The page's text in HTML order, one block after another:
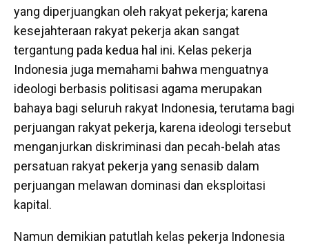
yang diperjuangkan oleh rakyat pekerja; karena
kesejahteraan rakyat pekerja akan sangat
tergantung pada kedua hal ini. Kelas pekerja
Indonesia juga memahami bahwa menguatnya
ideologi berbasis politisasi agama merupakan
bahaya bagi seluruh rakyat Indonesia, terutama bagi
perjuangan rakyat pekerja, karena ideologi tersebut
menganjurkan diskriminasi dan pecah-belah atas
persatuan rakyat pekerja yang senasib dalam
perjuangan melawan dominasi dan eksploitasi
kapital.
Namun demikian patutlah kelas pekerja Indonesia